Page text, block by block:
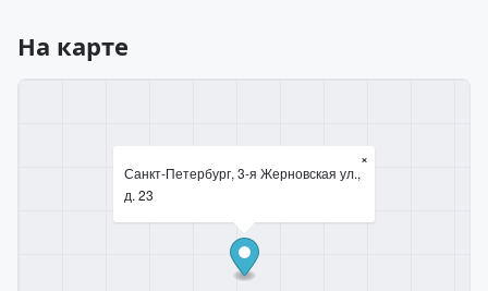
На карте
Санкт-Петербург, 3-я Жерновская ул.,
д. 23
×